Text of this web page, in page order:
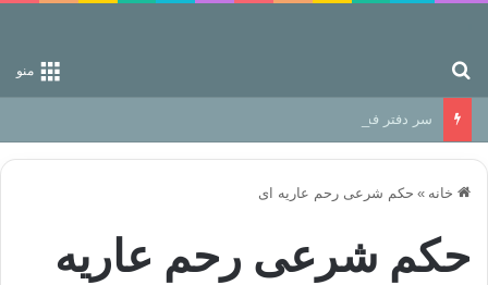
منو
سر دفتر فساد در زمین‌، دوری وکناره‌گیری از راه خداست‌!
خانه » حکم شرعی رحم عاریه ای
حکم شرعی رحم عاریه